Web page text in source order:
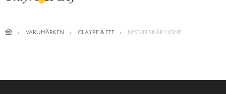
VARUMÄRKEN CLAYRE & EEF NYCKELSKÅP HOME